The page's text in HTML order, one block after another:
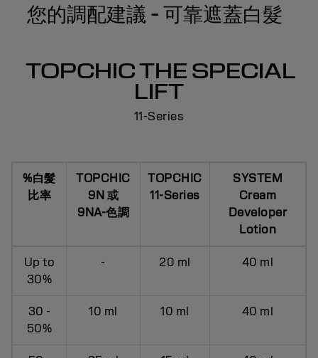
您的調配建議 - 可靠遮蓋白髮
TOPCHIC THE SPECIAL
LIFT
11-Series
%白髮
比率
TOPCHIC
9N 或
9NA-色調
TOPCHIC
11-Series
SYSTEM
Cream
Developer
Lotion
Up to
30%
- 20 ml 40 ml
30 -
50%
10 ml 10 ml 40 ml